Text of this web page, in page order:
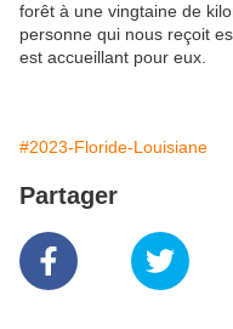
forêt à une vingtaine de
personne qui nous reçoit
est accueillant pour eux.
#2023-Floride-Louisiane
Partager